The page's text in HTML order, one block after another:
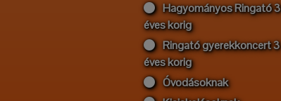
Hagyományos Ringató 3
éves korig
Ringató gyerekkoncert 3
éves korig
Óvodásoknak